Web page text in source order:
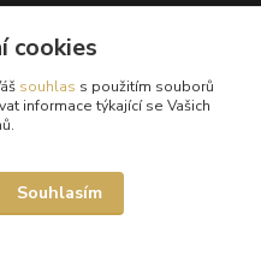
cookies
souhlas s použitím souborů
informace týkající se Vašich
Souhlasím